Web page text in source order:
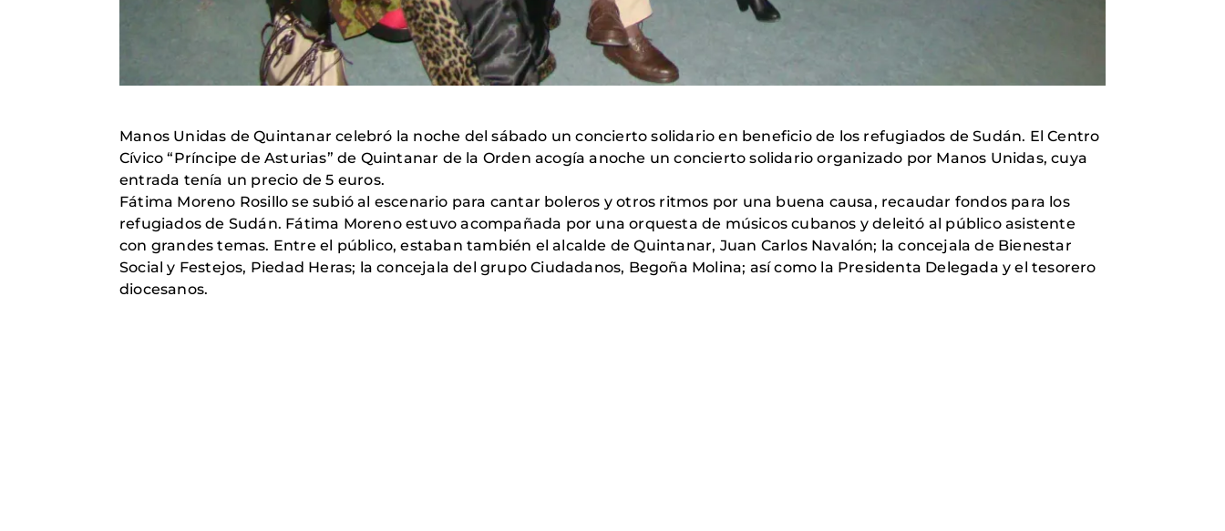
Manos Unidas de Quintanar celebró la noche del sábado un concierto solidario en beneficio de los refugiados de Sudán. El Centro
Cívico “Príncipe de Asturias” de Quintanar de la Orden acogía anoche un concierto solidario organizado por Manos Unidas, cuya
entrada tenía un precio de 5 euros.
Fátima Moreno Rosillo se subió al escenario para cantar boleros y otros ritmos por una buena causa, recaudar fondos para los
refugiados de Sudán. Fátima Moreno estuvo acompañada por una orquesta de músicos cubanos y deleitó al público asistente
con grandes temas. Entre el público, estaban también el alcalde de Quintanar, Juan Carlos Navalón; la concejala de Bienestar
Social y Festejos, Piedad Heras; la concejala del grupo Ciudadanos, Begoña Molina; así como la Presidenta Delegada y el tesorero
diocesanos.